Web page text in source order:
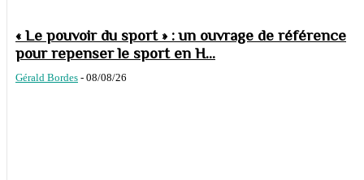
« Le pouvoir du sport » : un ouvrage de référence
pour repenser le sport en H...
Gérald Bordes - 08/08/26